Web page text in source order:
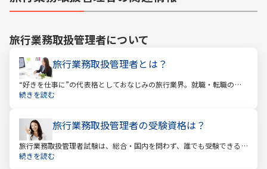
旅行業務取扱管理者について
旅行業務取扱管理者とは？
“好きを仕事に”の代表格としておなじみの旅行業界。就職・転職の人
気企業ランキングでは旅行会社が常に上位に君臨し、いつの時代にも
続きを読む
旅行業務取扱管理者の受験資格は？
旅行業務取扱管理者試験は、総合・国内を問わず、誰でも受験できる
資格です。一般的に「国家資格」といえば受験資格が多いですが、
続きを読む